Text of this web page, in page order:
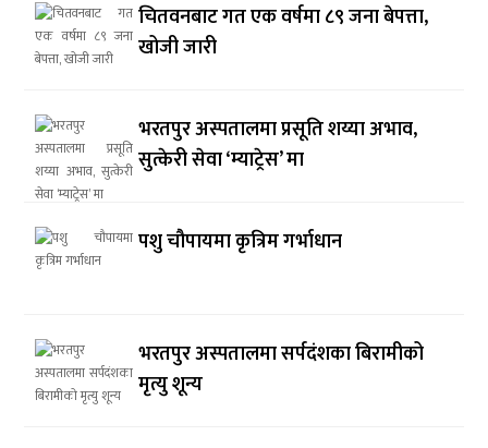
चितवनबाट गत एक वर्षमा ८९ जना बेपत्ता,
खोजी जारी
भरतपुर अस्पतालमा प्रसूति शय्या अभाव,
सुत्केरी सेवा ‘म्याट्रेस’ मा
पशु चौपायमा कृत्रिम गर्भाधान
भरतपुर अस्पतालमा सर्पदंशका बिरामीको
मृत्यु शून्य